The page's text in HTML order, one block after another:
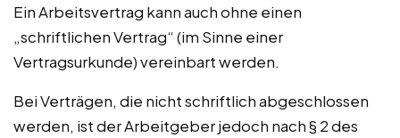
Ein Arbeitsvertrag kann auch ohne einen
„schriftlichen Vertrag“ (im Sinne einer
Vertragsurkunde) vereinbart werden.
Bei Verträgen, die nicht schriftlich abgeschlossen
werden, ist der Arbeitgeber jedoch nach § 2 des